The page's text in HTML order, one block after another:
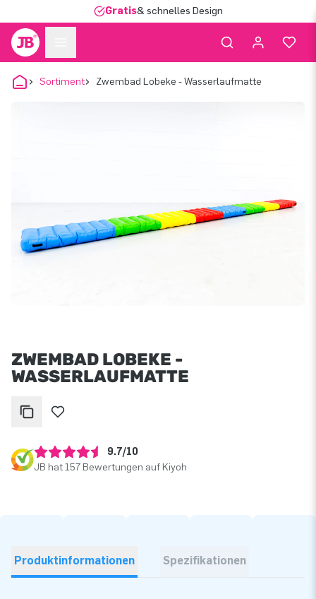
Gratis& schnelles Design
Sortiment Zwembad Lobeke - Wasserlaufmatte
ZWEMBAD LOBEKE -
WASSERLAUFMATTE
9.7/10
JB hat 157 Bewertungen auf Kiyoh
Produktinformationen Spezifikationen